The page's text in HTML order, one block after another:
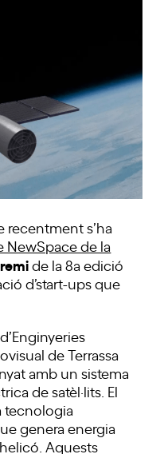
recentment s’ha
de la
de la 8a edició
d’start-ups que
de Terrassa
amb un sistema
de satèl·lits. El
tecnologia
genera energia
Aquests